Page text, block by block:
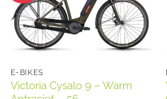
E-BIKES
Victoria Cysalo 9 – Warm